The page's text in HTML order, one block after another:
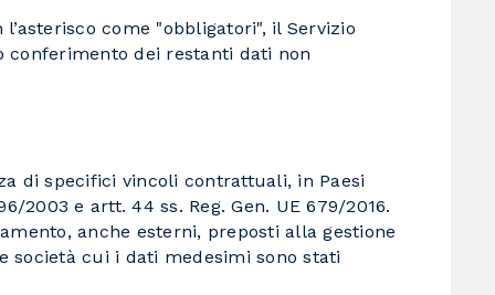
come "obbligatori", il Servizio
conferimento dei restanti dati non
di specifici vincoli contrattuali, in Paesi
2003 e artt. 44 ss. Reg. Gen. UE 679/2016.
anche esterni, preposti alla gestione
società cui i dati medesimi sono stati